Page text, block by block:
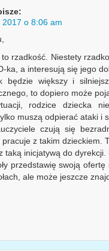
2017 o 8:06 am
rzadkość. Niestety
ka, a interesują się jego
będzie większy i
to dopiero może
rodzice dziecka
muszą odpierać ataki i
czują się
z takim dzieckiem.
taką inicjatywą do dyrekcji.
przedstawię swoją
ale może jeszcze